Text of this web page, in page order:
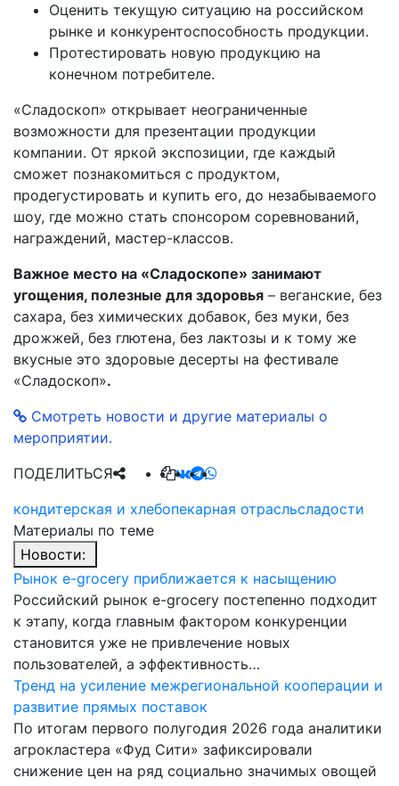
Оценить текущую ситуацию на российском
рынке и конкурентоспособность продукции.
Протестировать новую продукцию на
конечном потребителе.
«Сладоскоп» открывает неограниченные
возможности для презентации продукции
компании. От яркой экспозиции, где каждый
сможет познакомиться с продуктом,
продегустировать и купить его, до незабываемого
шоу, где можно стать спонсором соревнований,
награждений, мастер-классов.
Важное место на «Сладоскопе» занимают
угощения, полезные для здоровья – веганские, без
сахара, без химических добавок, без муки, без
дрожжей, без глютена, без лактозы и к тому же
вкусные это здоровые десерты на фестивале
«Сладоскоп».
Смотреть новости и другие материалы о
мероприятии.
кондитерская и хлебопекарная отрасльсладости
ПОДЕЛИТЬСЯ
Материалы по теме
Новости:
Рынок e-grocery приближается к насыщению
Российский рынок e-grocery постепенно подходит
к этапу, когда главным фактором конкуренции
становится уже не привлечение новых
пользователей, а эффективность…
Тренд на усиление межрегиональной кооперации и
развитие прямых поставок
По итогам первого полугодия 2026 года аналитики
агрокластера «Фуд Сити» зафиксировали
снижение цен на ряд социально значимых овощей